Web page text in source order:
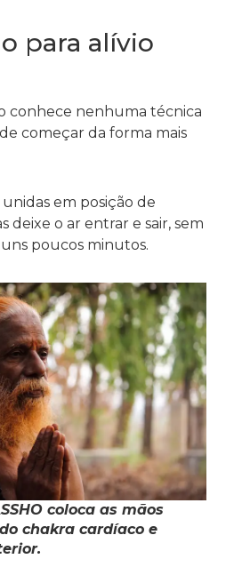
para alívio
conhece nenhuma técnica
começar da forma mais
em posição de
deixe o ar entrar e sair, sem
poucos minutos.
coloca as mãos
chakra cardíaco e